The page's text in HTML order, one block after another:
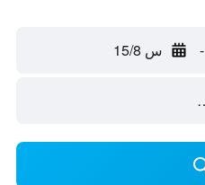
- س 15/8